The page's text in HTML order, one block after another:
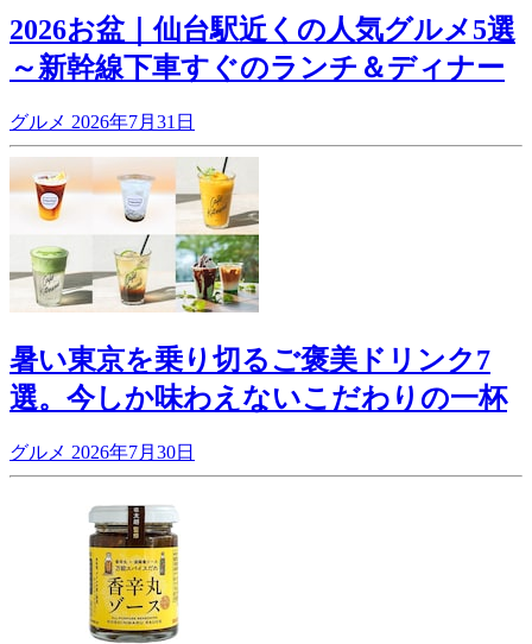
2026お盆｜仙台駅近くの人気グルメ5選
～新幹線下車すぐのランチ＆ディナー
グルメ 2026年7月31日
暑い東京を乗り切るご褒美ドリンク7
選。今しか味わえないこだわりの一杯
グルメ 2026年7月30日